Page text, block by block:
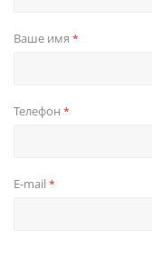
Ваше имя *
Телефон *
E-mail *